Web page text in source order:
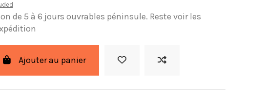
de 5 à 6 jours ouvrables péninsule. Reste voir les
Ajouter au panier